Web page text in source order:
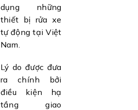
dụng những
thiết bị rửa xe
tự động tại Việt
Nam.
Lý do được đưa
ra chính bởi
điều kiện hạ
tầng giao